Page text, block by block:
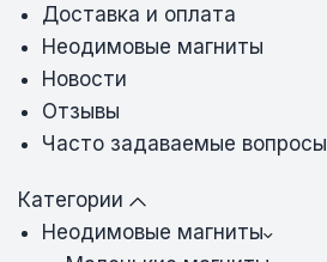
Доставка и оплата
Неодимовые магниты
Новости
Отзывы
Часто задаваемые вопросы
Категории
Неодимовые магниты